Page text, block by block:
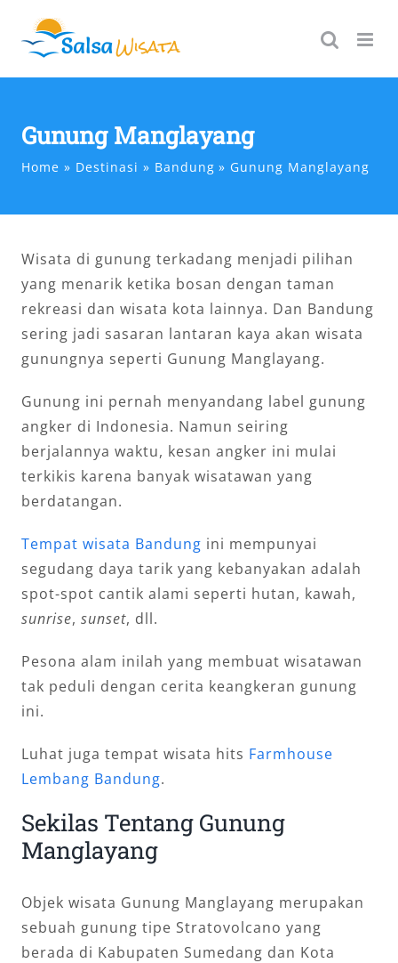
content
Gunung Manglayang
Home Destinasi Bandung Gunung Manglayang
Wisata di gunung terkadang menjadi pilihan
yang menarik ketika bosan dengan taman
rekreasi dan wisata kota lainnya. Dan Bandung
sering jadi sasaran lantaran kaya akan wisata
gunungnya seperti Gunung Manglayang.
Gunung ini pernah menyandang label gunung
angker di Indonesia. Namun seiring
berjalannya waktu, kesan angker ini mulai
terkikis karena banyak wisatawan yang
berdatangan.
Tempat wisata Bandung ini mempunyai
segudang daya tarik yang kebanyakan adalah
spot-spot cantik alami seperti hutan, kawah,
sunrise, sunset, dll.
Pesona alam inilah yang membuat wisatawan
tak peduli dengan cerita keangkeran gunung
ini.
Luhat juga tempat wisata hits Farmhouse
Lembang Bandung.
Sekilas Tentang Gunung
Manglayang
Objek wisata Gunung Manglayang merupakan
sebuah gunung tipe Stratovolcano yang
berada di Kabupaten Sumedang dan Kota